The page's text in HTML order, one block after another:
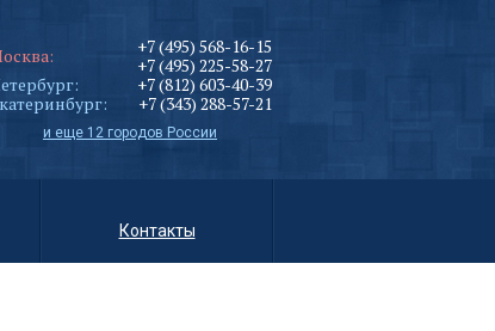
+7 (495) 568-16-15
+7 (495) 225-58-27
+7 (812) 603-40-39
+7 (343) 288-57-21
и еще 12 городов России
Контакты